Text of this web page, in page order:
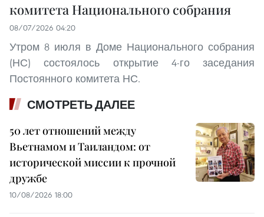
комитета Национального собрания
08/07/2026 04:20
Утром 8 июля в Доме Национального собрания
(НС) состоялось открытие 4-го заседания
Постоянного комитета НС.
СМОТРЕТЬ ДАЛЕЕ
50 лет отношений между
Вьетнамом и Таиландом: от
исторической миссии к прочной
дружбе
10/08/2026 18:00